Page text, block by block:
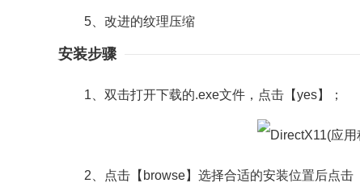
5、改进的纹理压缩
安装步骤
1、双击打开下载的.exe文件，点击【yes】；
2、点击【browse】选择合适的安装位置后点击